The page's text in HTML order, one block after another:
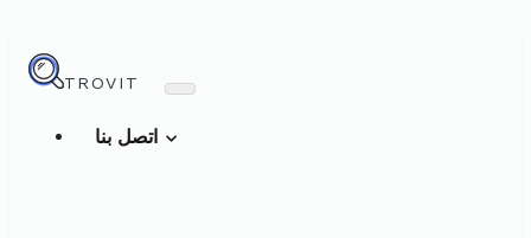
TROVIT